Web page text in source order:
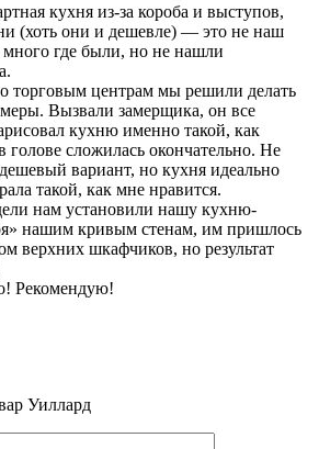
кухня из-за короба и выступов,
(хоть они и дешевле) — это не наш
где были, но не нашли
торговым центрам мы решили делать
Вызвали замерщика, он все
кухню именно такой, как
голове сложилась окончательно. Не
вариант, но кухня идеально
такой, как мне нравится.
нам установили нашу кухню-
нашим кривым стенам, им пришлось
верхних шкафчиков, но результат
Рекомендую!
Уиллард